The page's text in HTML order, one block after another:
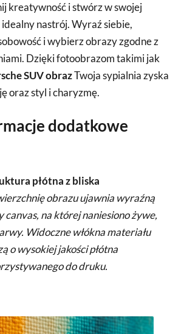
kreatywność i stwórz w swojej
nastrój. Wyraź siebie,
i wybierz obrazy zgodne z
Dzięki fotoobrazom takimi jak
SUV obrazTwoja sypialnia zyska
oraz styl i charyzmę.
dodatkowe
płótna z bliska
obrazu ujawnia wyraźną
na której naniesiono żywe,
Widoczne włókna materiału
o wysokiej jakości płótna
do druku.